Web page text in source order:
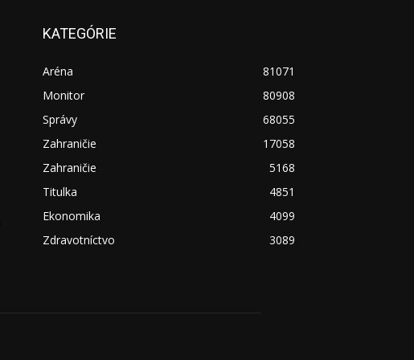
KATEGÓRIE
Aréna
81071
Monitor
80908
Správy
68055
Zahraničie
17058
Zahraničie
5168
Titulka
4851
Ekonomika
4099
Zdravotníctvo
3089